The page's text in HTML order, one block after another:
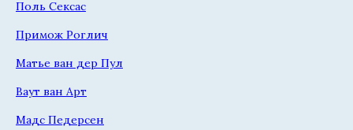
Поль Сексас
Примож Роглич
Матье ван дер Пул
Ваут ван Арт
Мадс Педерсен